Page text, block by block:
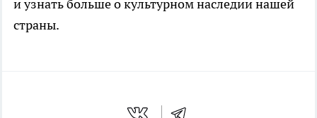
и узнать больше о культурном наследии нашей
страны.